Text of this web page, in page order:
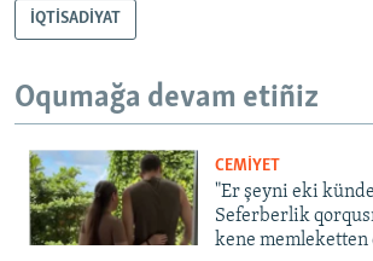
İQTİSADİYAT
Oqumağa devam etiñiz
CEMİYET
"Er şeyni eki
Seferberlik
kene memleketten